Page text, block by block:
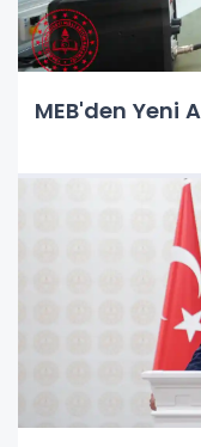
MEB'den Yeni